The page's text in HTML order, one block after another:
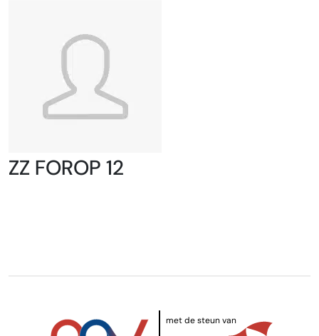
ZZ FOROP 12
met de steun van